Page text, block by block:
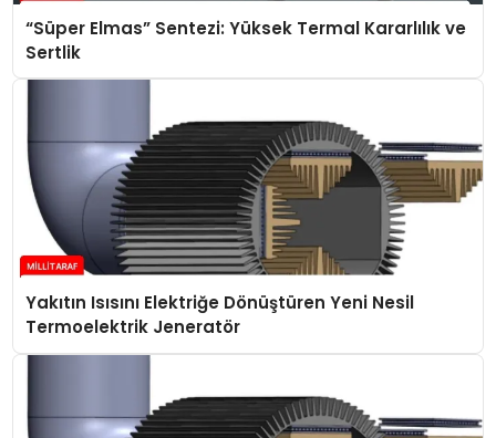
“Süper Elmas” Sentezi: Yüksek Termal Kararlılık ve
Sertlik
Yakıtın Isısını Elektriğe Dönüştüren Yeni Nesil
Termoelektrik Jeneratör